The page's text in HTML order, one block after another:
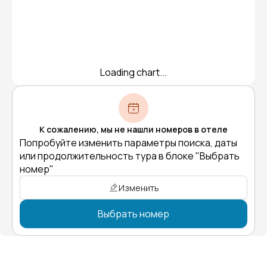
Loading chart...
К сожалению, мы не нашли номеров в отеле
Попробуйте изменить параметры поиска, даты
или продолжительность тура в блоке "Выбрать
номер"
Изменить
Выбрать номер